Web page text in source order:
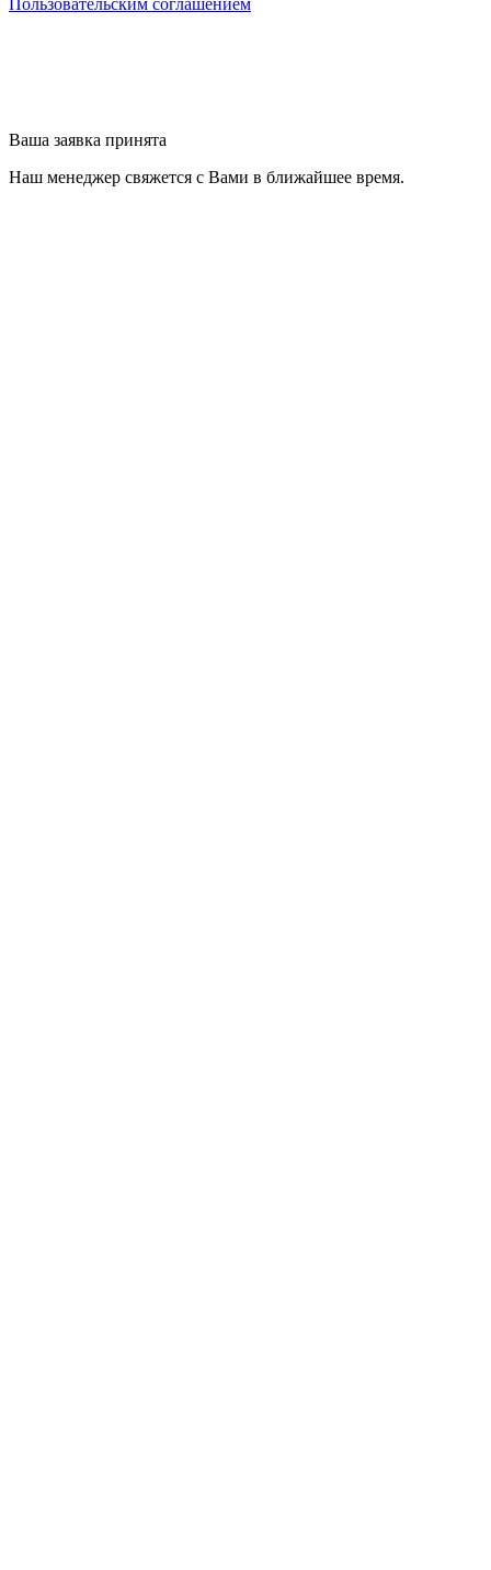
Пользовательским соглашением
Ваша заявка принята
Наш менеджер свяжется с Вами в ближайшее время.